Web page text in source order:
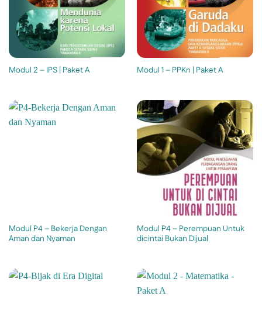
Modul 2 – IPS | Paket A Modul 1 – PPKn | Paket A
Modul P4 – Bekerja Dengan
Aman dan Nyaman
Modul P4 – Perempuan Untuk
dicintai Bukan Dijual